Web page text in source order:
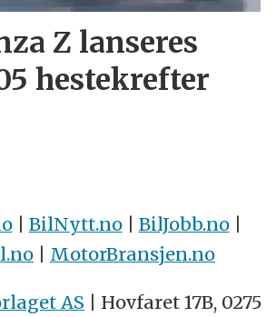
Z lanseres
hestekrefter
| BilNytt.no| BilJobb.no|
| MotorBransjen.no
AS | Hovfaret 17B, 0275